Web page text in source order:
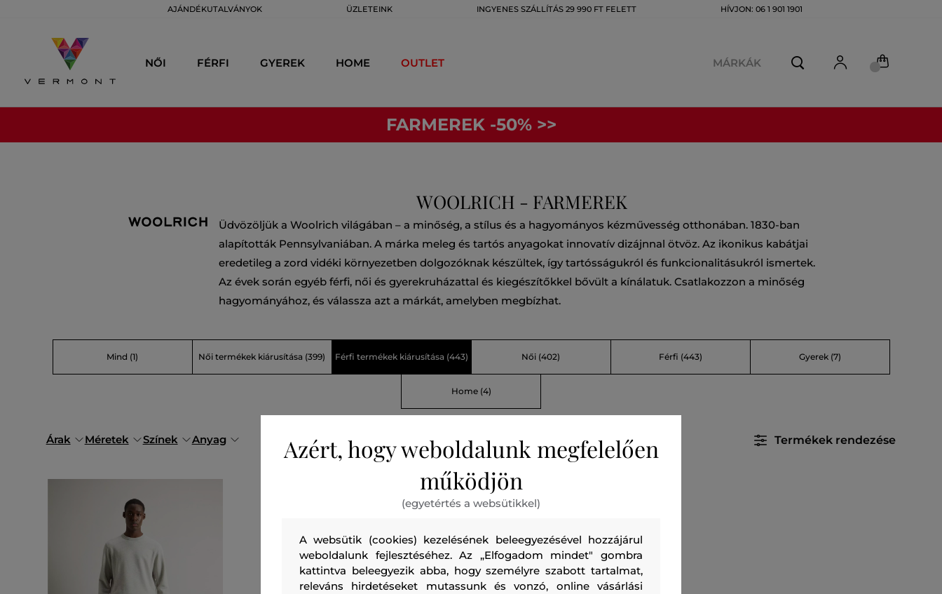
AJÁNDÉKUTALVÁNYOK ÜZLETEINK INGYENES SZÁLLÍTÁS 29 990 FT FELETT HÍVJON: 06 1 901 1901
NŐI FÉRFI GYEREK HOME OUTLET MÁRKÁK
FARMEREK -50% >>
WOOLRICH - FARMEREK
Üdvözöljük a Woolrich világában – a minőség, a stílus és a hagyományos kézművesség otthonában. 1830-ban
alapították Pennsylvaniában. A márka meleg és tartós anyagokat innovatív dizájnnal ötvöz. Az ikonikus kabátjai
eredetileg a zord vidéki környezetben dolgozóknak készültek, így tartósságukról és funkcionalitásukról ismertek.
Az évek során egyéb férfi, női és gyerekruházattal és kiegészítőkkel bővült a kínálatuk. Csatlakozzon a minőség
hagyományához, és válassza azt a márkát, amelyben megbízhat.
Mind (1) Női termékek kiárusítása (399) Férfi termékek kiárusítása (443) Női (402) Férfi (443) Gyerek(7)
Home(4)
Árak Méretek Színek Anyag Termékek rendezése
Azért, hogy weboldalunk megfelelően
működjön
(egyetértés a websütikkel)
A websütik (cookies) kezelésének beleegyezésével hozzájárul
weboldalunk fejlesztéséhez. Az „Elfogadom mindet" gombra
kattintva beleegyezik abba, hogy személyre szabott tartalmat,
releváns hirdetéseket mutassunk és vonzó, online vásárlási